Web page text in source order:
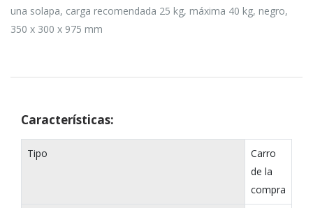
una solapa, carga recomendada 25 kg, máxima 40 kg, negro,
350 x 300 x 975 mm
Características:
Tipo
Carro
de la
compra